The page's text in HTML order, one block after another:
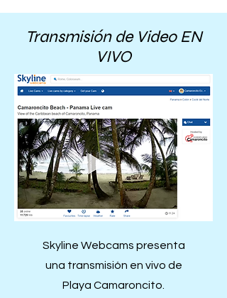
Transmisión de Video EN
VIVO
Skyline Webcams presenta
una transmisión en vivo de
Playa Camaroncito.